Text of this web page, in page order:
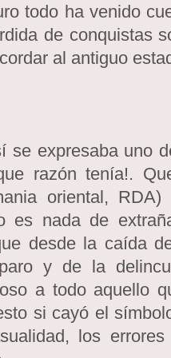
todo ha venido
de conquistas
al antiguo
se expresaba uno
razón tenía!.
oriental,
es nada de
desde la caída
y de la
a todo aquello
si cayó el
los